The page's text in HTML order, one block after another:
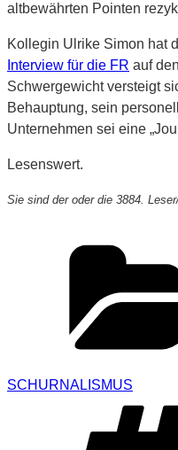
altbewährten Pointen
Kollegin Ulrike Simon hat
Interview für die FR auf
Schwergewicht versteigt
Behauptung, sein
Unternehmen sei eine
Lesenswert.
Sie sind der oder die 3884.
SCHURNALISMUS